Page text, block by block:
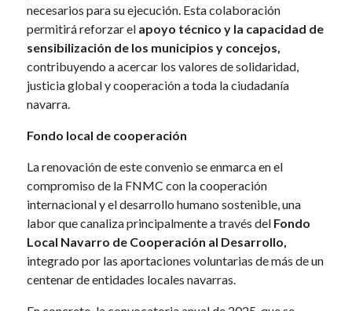
necesarios para su ejecución. Esta colaboración
permitirá reforzar el apoyo técnico y la capacidad de
sensibilización de los municipios y concejos,
contribuyendo a acercar los valores de solidaridad,
justicia global y cooperación a toda la ciudadanía
navarra.
Fondo local de cooperación
La renovación de este convenio se enmarca en el
compromiso de la FNMC con la cooperación
internacional y el desarrollo humano sostenible, una
labor que canaliza principalmente a través del Fondo
Local Navarro de Cooperación al Desarrollo,
integrado por las aportaciones voluntarias de más de un
centenar de entidades locales navarras.